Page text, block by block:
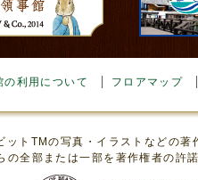
の利用について フロアマップ
ットTMの写真・イラストなどの
の全部または一部を著作権者の許